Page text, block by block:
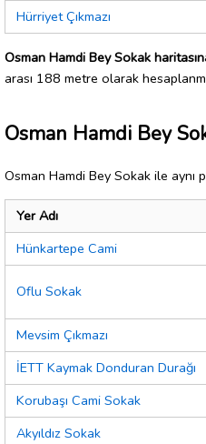
Hürriyet Çıkmazı
Osman Hamdi Bey Sokak
arası 188 metre olarak
Osman Hamdi Bey
Osman Hamdi Bey Sokak ile
Yer Adı
Hünkartepe Cami
Oflu Sokak
Mevsim Çıkmazı
İETT Kaymak Donduran Durağı
Korubaşı Cami Sokak
Akyıldız Sokak